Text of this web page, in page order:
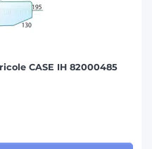
CASE IH 82000485